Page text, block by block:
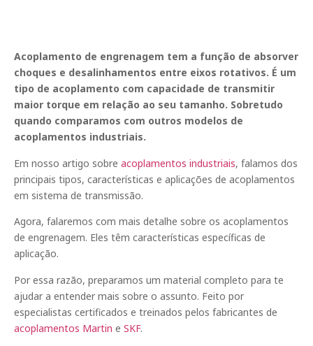
Acoplamento de engrenagem tem a função de absorver
choques e desalinhamentos entre eixos rotativos. É um
tipo de acoplamento com capacidade de transmitir
maior torque em relação ao seu tamanho. Sobretudo
quando comparamos com outros modelos de
acoplamentos industriais.
Em nosso artigo sobre acoplamentos industriais, falamos dos
principais tipos, características e aplicações de acoplamentos
em sistema de transmissão.
Agora, falaremos com mais detalhe sobre os acoplamentos
de engrenagem. Eles têm características específicas de
aplicação.
Por essa razão, preparamos um material completo para te
ajudar a entender mais sobre o assunto. Feito por
especialistas certificados e treinados pelos fabricantes de
acoplamentos Martin e SKF.